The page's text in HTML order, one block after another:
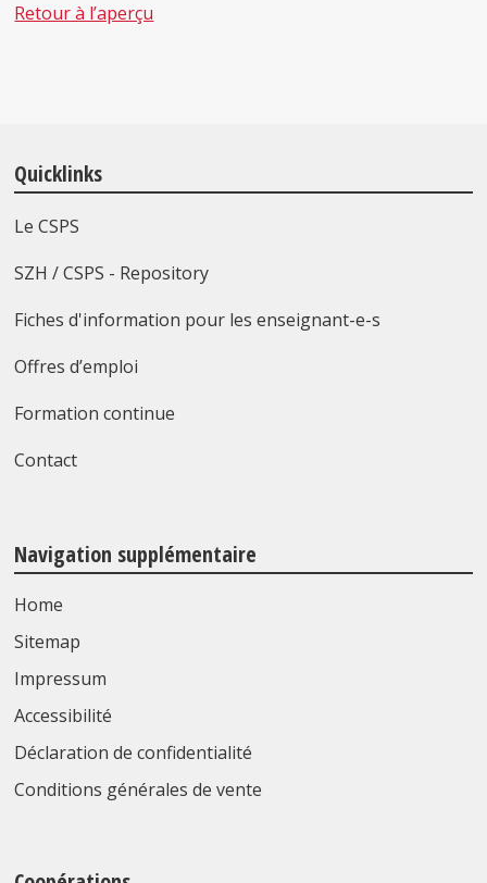
Retour à l’aperçu
Quicklinks
Le CSPS
SZH / CSPS - Repository
Fiches d'information pour les enseignant-e-s
Offres d’emploi
Formation continue
Contact
Navigation supplémentaire
Home
Sitemap
Impressum
Accessibilité
Déclaration de confidentialité
Conditions générales de vente